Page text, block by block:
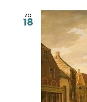
zo
18